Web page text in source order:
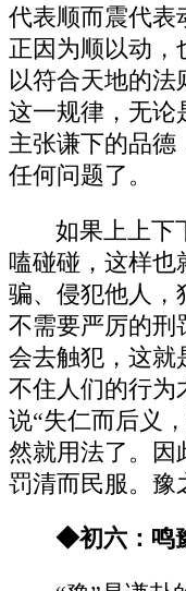
代表顺而震代表
正因为顺以动，
以符合天地的法
这一规律，无论
主张谦下的品德
任何问题了。
如果上上下
嗑碰碰，这样也
骗、侵犯他人，
不需要严厉的刑
会去触犯，这就
不住人们的行为
说“失仁而后义
然就用法了。因
罚清而民服。豫
◆初六：鸣